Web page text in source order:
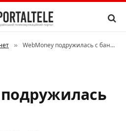
» WebMoney подружилась с банком